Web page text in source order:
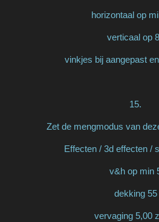
horizontaal op
verticaal op
vinkjes bij aangepast
15.
Zet de mengmodus van
Effecten / 3d effecten /
v&h op min
dekking 55
vervaging 5,00